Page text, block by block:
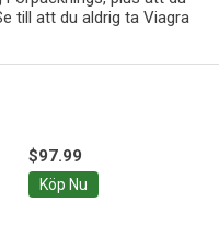
till att du aldrig ta Viagra
$97.99
Köp Nu